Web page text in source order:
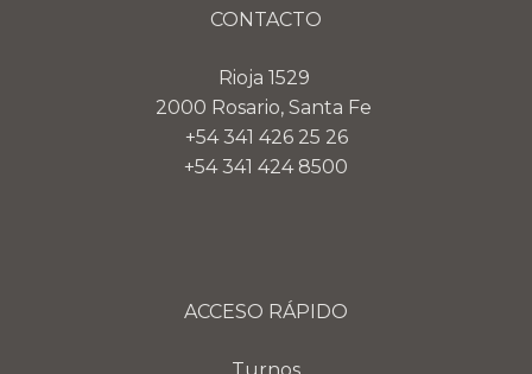
CONTACTO
Rioja 1529
2000 Rosario, Santa Fe
+54 341 426 25 26
+54 341 424 8500
ACCESO RÁPIDO